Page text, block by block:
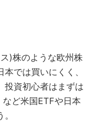
)株のような欧州株
では買いにくく、
投資初心者はまずは
など米国ETFや日本